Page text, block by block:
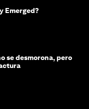
Emerged?
se desmorona, pero